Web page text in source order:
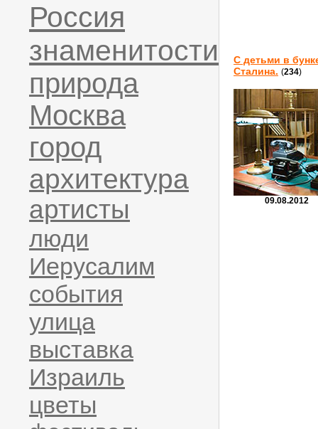
Россия
знаменитости
природа
Москва
город
архитектура
артисты
люди
Иерусалим
события
улица
выставка
Израиль
цветы
С детьми в
Сталина. (234)
09.08.2012